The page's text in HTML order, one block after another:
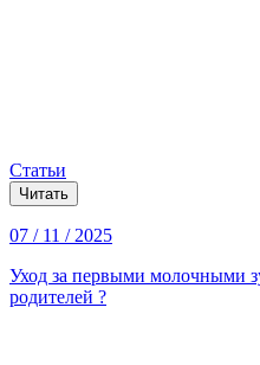
Статьи
Читать
07 / 11 / 2025
Уход за первыми молочными
родителей ?